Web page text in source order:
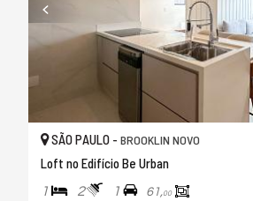
SÃO PAULO - BROOKLIN NOVO
Loft no Edifício Be Urban
1 2 1 61,00